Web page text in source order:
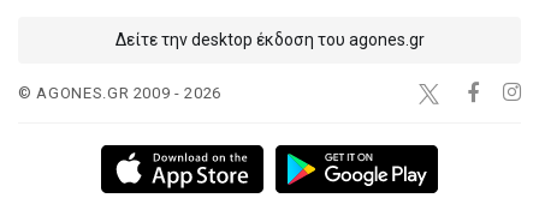
Δείτε την desktop έκδοση του agones.gr
© AGONES.GR 2009 - 2026